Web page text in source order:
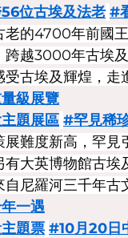
位古埃及法老 #
老的4700年前國
跨越3000年古埃
受古埃及輝煌，走
級展覽
題展區 #罕見稀
展難度新高，罕見
有大英博物館古埃
自尼羅河三千年古
一遇
題票 #10月20日